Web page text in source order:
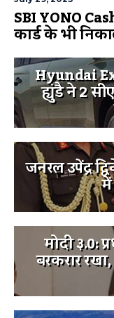
SBI YONO
कार्ड के भी
Hyundai
ह्युंडै ने 2
जनरल उपेंद्र
मोदी ३.0:
बरकरार